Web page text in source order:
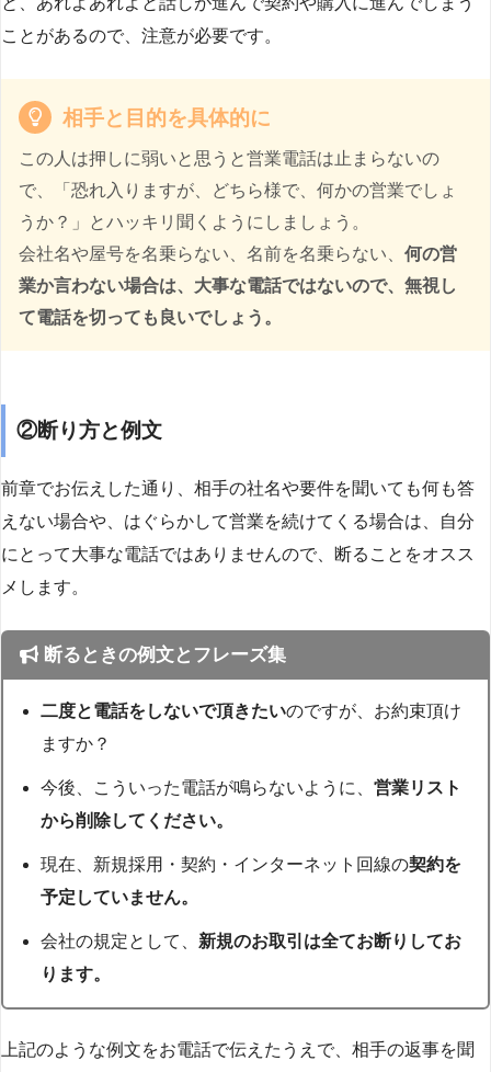
ことがあるので、注意が必要です。
相手と目的を具体的に
この人は押しに弱いと思うと営業電話は止まらないの
で、「恐れ入りますが、どちら様で、何かの営業でしょ
うか？」とハッキリ聞くようにしましょう。
会社名や屋号を名乗らない、名前を名乗らない、 何の営
業か言わない場合は、大事な電話ではないので、無視し
て電話を切っても良いでしょう。
②断り方と例文
前章でお伝えした通り、相手の社名や要件を聞いても何も答
えない場合や、はぐらかして営業を続けてくる場合は、自分
にとって大事な電話ではありませんので、断ることをオスス
メします。
断るときの例文とフレーズ集
二度と電話をしないで頂きたいのですが、お約束頂け
ますか？
今後、こういった電話が鳴らないように、営業リスト
から削除してください。
現在、新規採用・契約・インターネット回線の契約を
予定していません。
会社の規定として、 新規のお取引は全てお断りしてお
ります。
上記のような例文をお電話で伝えたうえで、相手の返事を聞